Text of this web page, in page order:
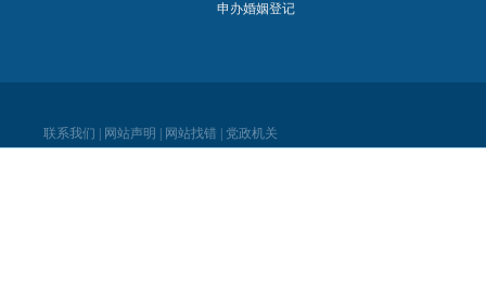
申办婚姻登记
联系我们 网站声明 网站找错 党政机关